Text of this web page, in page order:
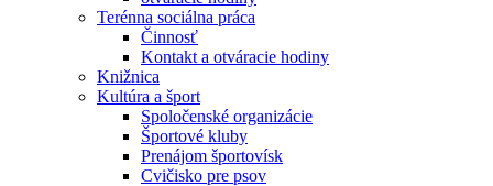
Terénna sociálna práca
Činnosť
Kontakt a otváracie hodiny
Knižnica
Kultúra a šport
Spoločenské organizácie
Športové kluby
Prenájom športovísk
Cvičisko pre psov